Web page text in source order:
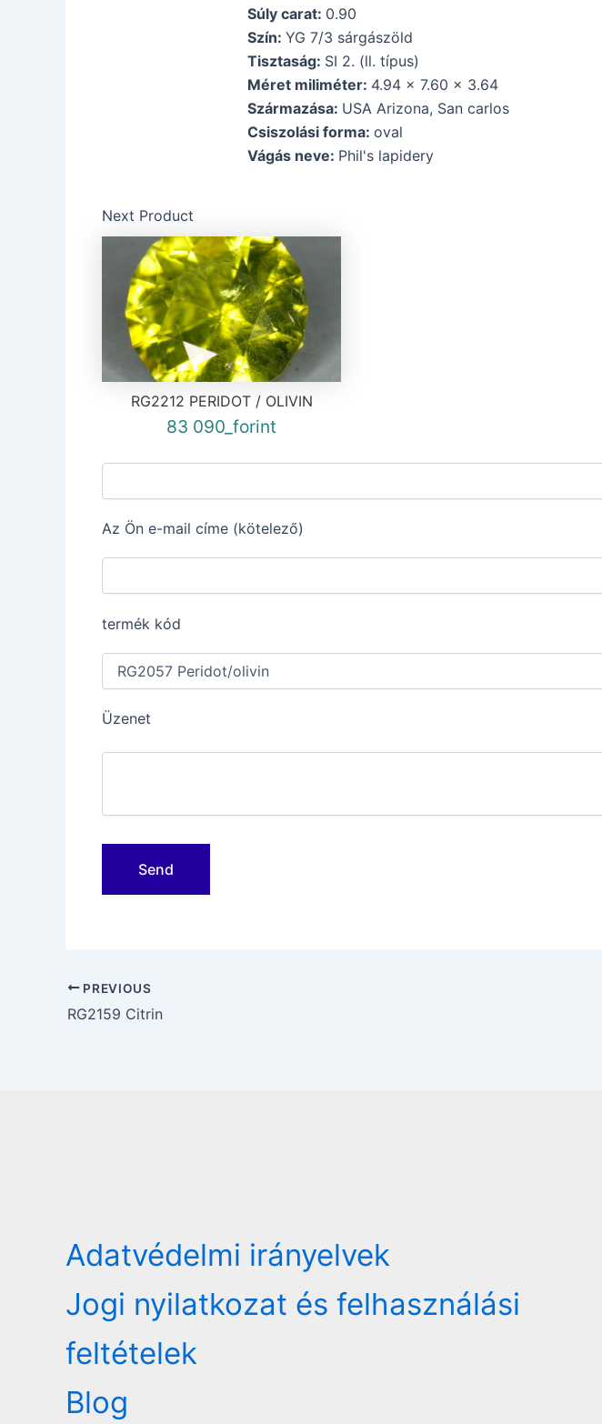
Súly carat: 0.90
Szín: YG 7/3 sárgászöld
Tisztaság: SI 2. (ll. típus)
Méret miliméter: 4.94 x 7.60 x 3.64
Származása: USA Arizona, San carlos
Csiszolási forma: oval
Vágás neve: Phil's lapidery
Next Product
RG2212 PERIDOT / OLIVIN
83 090_forint
Az Ön e-mail címe (kötelező)
termék kód
Üzenet
Post
navigation
PREVIOUS
RG2159 Citrin
Adatvédelmi irányelvek
Jogi nyilatkozat és felhasználási
feltételek
Blog